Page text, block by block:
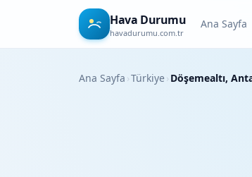
Hava Durumu
havadurumu.com.tr
Ana Sayfa
Ana Sayfa ›Türkiye› Döşemealtı,